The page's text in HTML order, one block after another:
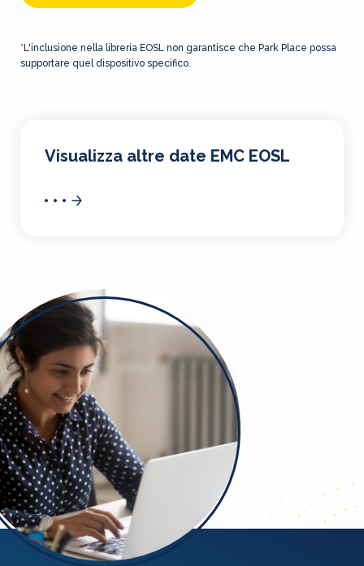
*L'inclusione nella libreria EOSL non garantisce che Park Place possa
supportare quel dispositivo specifico.
Visualizza altre date EMC EOSL